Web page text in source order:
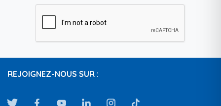
REJOIGNEZ-NOUS SUR :